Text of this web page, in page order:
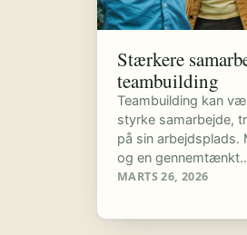
Stærkere
teambuilding
Teambuilding kan
styrke samarbejde,
på sin arbejdsplads.
og en
MARTS 26, 2026